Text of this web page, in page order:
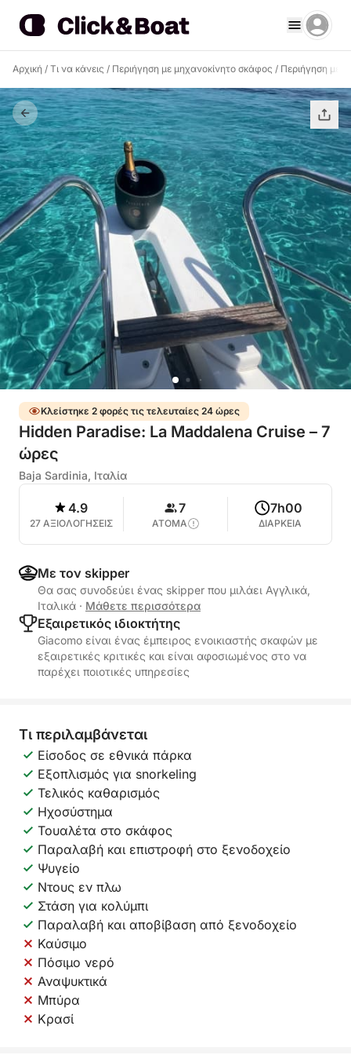
Αρχική / Τι να κάνεις / Περιήγηση με μηχανοκίνητο σκάφος / Περιήγηση με
Κλείστηκε 2 φορές τις τελευταίες 24 ώρες
Hidden Paradise: La Maddalena Cruise – 7
ώρες
Baja Sardinia, Ιταλία
4.9
27 ΑΞΙΟΛΟΓΗΣΕΙΣ
7
ΑΤΟΜΑ
7h00
ΔΙΑΡΚΕΙΑ
Με τον skipper
Θα σας συνοδεύει ένας skipper που μιλάει Αγγλικά,
Ιταλικά · Μάθετε περισσότερα
Εξαιρετικός ιδιοκτήτης
Giacomo είναι ένας έμπειρος ενοικιαστής σκαφών με
εξαιρετικές κριτικές και είναι αφοσιωμένος στο να
παρέχει ποιοτικές υπηρεσίες
Τι περιλαμβάνεται
Είσοδος σε εθνικά πάρκα
Εξοπλισμός για snorkeling
Τελικός καθαρισμός
Ηχοσύστημα
Τουαλέτα στο σκάφος
Παραλαβή και επιστροφή στο ξενοδοχείο
Ψυγείο
Ντους εν πλω
Στάση για κολύμπι
Παραλαβή και αποβίβαση από ξενοδοχείο
Καύσιμο
Πόσιμο νερό
Αναψυκτικά
Μπύρα
Κρασί